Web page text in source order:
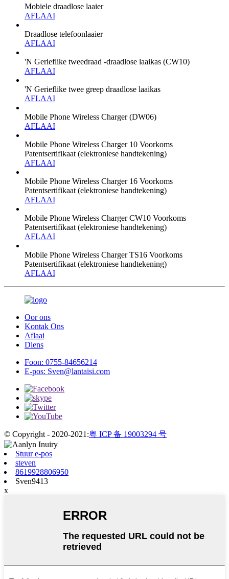
Mobiele draadlose laaier
AFLAAI
Draadlose telefoonlaaier
AFLAAI
'N Gerieflike tweedraad -draadlose laaikas (CW10)
AFLAAI
'N Gerieflike twee greep draadlose laaikas
AFLAAI
Mobile Phone Wireless Charger (DW06)
AFLAAI
Mobile Phone Wireless Charger 10 Voorkoms
Patentsertifikaat (elektroniese handtekening)
AFLAAI
Mobile Phone Wireless Charger 16 Voorkoms
Patentsertifikaat (elektroniese handtekening)
AFLAAI
Mobile Phone Wireless Charger CW10 Voorkoms
Patentsertifikaat (elektroniese handtekening)
AFLAAI
Mobile Phone Wireless Charger TS16 Voorkoms
Patentsertifikaat (elektroniese handtekening)
AFLAAI
Oor ons
Kontak Ons
Aflaai
Diens
Foon: 0755-84656214
E-pos: Sven@lantaisi.com
© Copyright - 2020-2021:粤 ICP 备 19003294 号
Stuur e-pos
steven
8619928806950
Sven9413
x